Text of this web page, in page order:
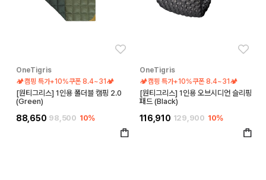
OneTigris
🏕️캠핑 특가+10%쿠폰 8.4~31🏕️
[원티그리스] 1인용 폴더블 캠핑 2.0
(Green)
88,650 98,500 10%
OneTigris
🏕️캠핑 특가+10%쿠폰 8.4~31🏕️
[원티그리스] 1인용 오브시디언 슬리핑
패드 (Black)
116,910 129,900 10%